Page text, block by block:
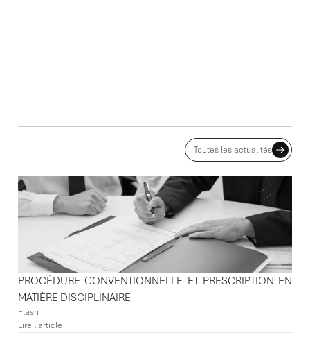
ACTUALITES ASSOCIÉES
Toutes les actualités
PROCÉDURE CONVENTIONNELLE ET PRESCRIPTION EN
MATIÈRE DISCIPLINAIRE
Flash
Lire l'article